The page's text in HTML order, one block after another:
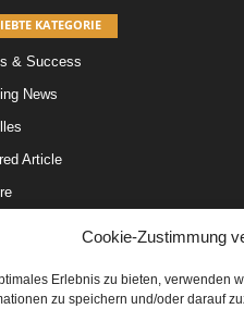
Cookie-Zustimmung
Erlebnis zu bieten, verwenden
zu speichern und/oder darauf
KATEGORIE
& Success
News
Article